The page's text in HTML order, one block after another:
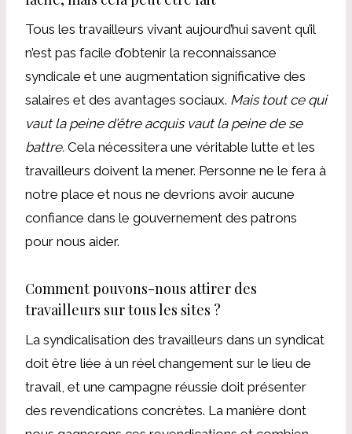
Tous les travailleurs vivant aujourd’hui savent qu’il
n’est pas facile d’obtenir la reconnaissance
syndicale et une augmentation significative des
salaires et des avantages sociaux. Mais tout ce qui
vaut la peine d’être acquis vaut la peine de se
battre. Cela nécessitera une véritable lutte et les
travailleurs doivent la mener. Personne ne le fera à
notre place et nous ne devrions avoir aucune
confiance dans le gouvernement des patrons
pour nous aider.
Comment pouvons-nous attirer des
travailleurs sur tous les sites ?
La syndicalisation des travailleurs dans un syndicat
doit être liée à un réel changement sur le lieu de
travail, et une campagne réussie doit présenter
des revendications concrètes. La manière dont